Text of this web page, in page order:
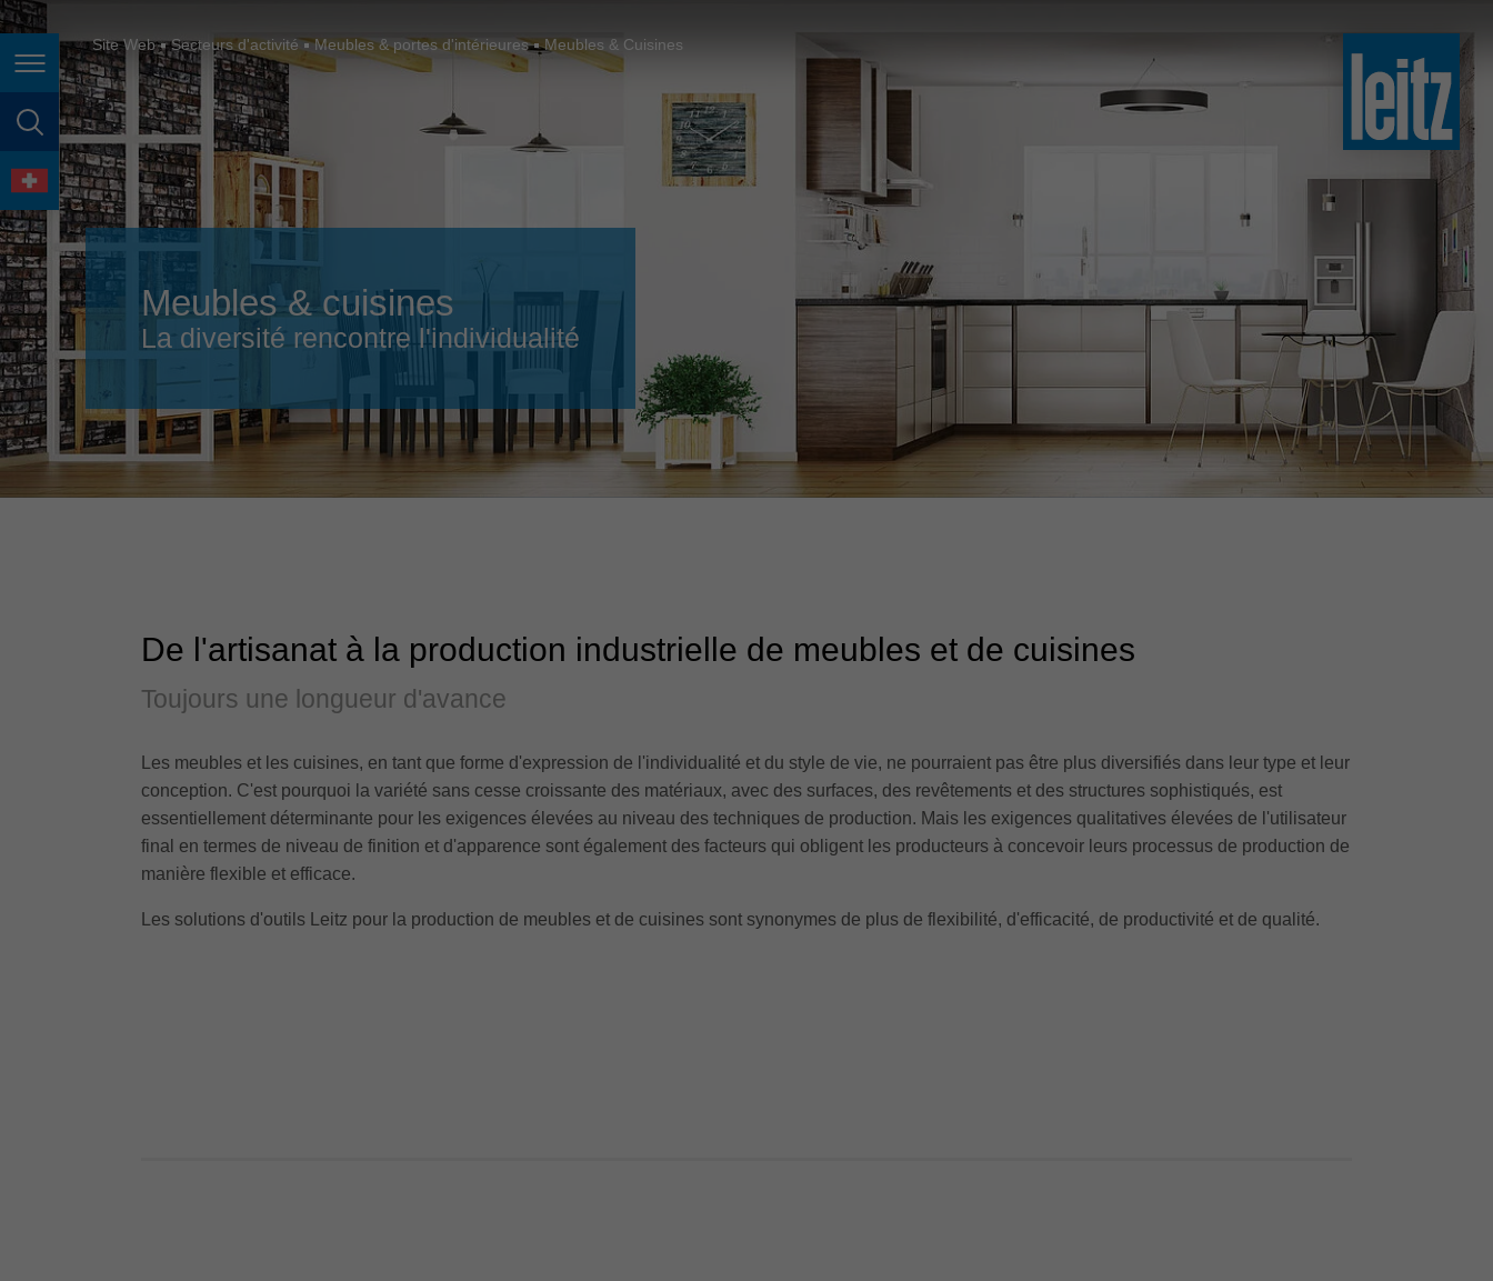
Page navigation
page search
language
France français
italiano
Japan (日本) 日本語
Magyarország
Malaysia
México
Suomi
Taiwan
Việt Nam tiếng việt
ประเทศไทย
yкраїнська
Site Web Secteurs d'activité Meubles & portes d'intérieures Meubles & Cuisines
Meubles & cuisines
La diversité rencontre l'individualité
De l'artisanat à la production industrielle de meubles et de cuisines
Toujours une longueur d'avance
Les meubles et les cuisines, en tant que forme d'expression de l'individualité et du style de vie, ne pourraient pas être plus diversifiés dans leur type et leur
conception. C'est pourquoi la variété sans cesse croissante des matériaux, avec des surfaces, des revêtements et des structures sophistiqués, est
essentiellement déterminante pour les exigences élevées au niveau des techniques de production. Mais les exigences qualitatives élevées de l'utilisateur
final en termes de niveau de finition et d'apparence sont également des facteurs qui obligent les producteurs à concevoir leurs processus de production de
manière flexible et efficace.
Les solutions d'outils Leitz pour la production de meubles et de cuisines sont synonymes de plus de flexibilité, d'efficacité, de productivité et de qualité.